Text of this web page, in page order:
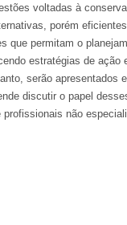
voltadas à
porém
que permitam o
estratégias de ação
serão apresentados
discutir o papel
não